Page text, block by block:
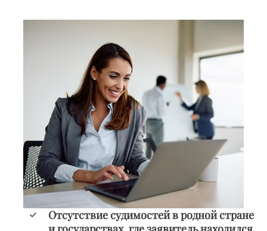
Отсутствие судимостей в родной стране